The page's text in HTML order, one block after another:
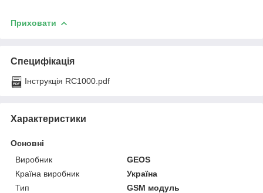
Приховати
Специфікація
Інструкція RC1000.pdf
Характеристики
Основні
Виробник
GEOS
Країна виробник
Україна
Тип
GSM модуль